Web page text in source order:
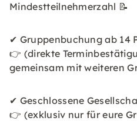
Mindestteilnehmerzahl 📝
✔ Gruppenbuchung ab 14
👉 (direkte
gemeinsam mit weiteren
✔ Geschlossene
👉 (exklusiv nur für eure